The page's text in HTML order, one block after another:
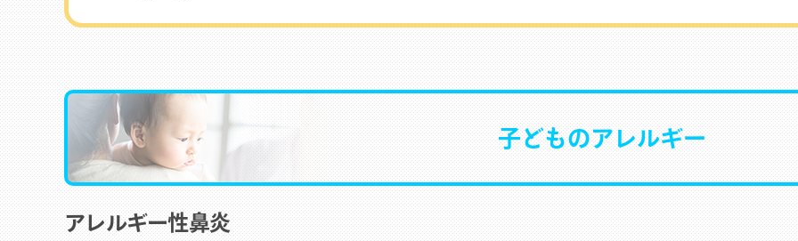
子どものアレルギー
アレルギー性鼻炎